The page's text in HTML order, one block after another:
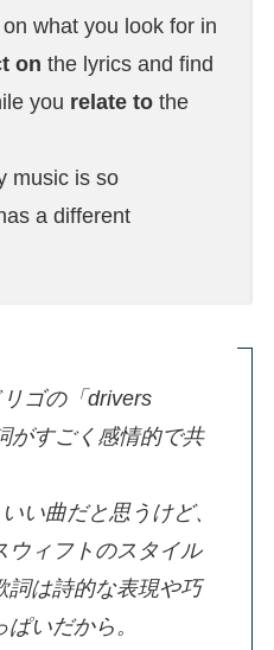
what you look for in
on the lyrics and find
you relate tothe
music is so
a different
ゴの「drivers
がすごく感情的で共
い曲だと思うけど、
ウィフトのスタイル
詞は詩的な表現や巧
いだから。